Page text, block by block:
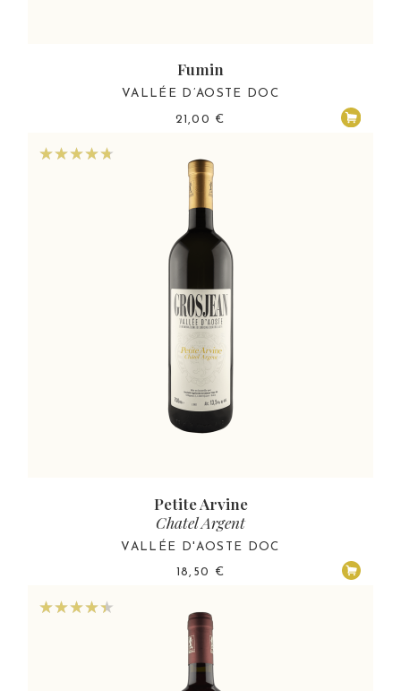
Fumin
VALLÉE D’AOSTE DOC
21,00 €
Petite Arvine
Chatel Argent
VALLÉE D'AOSTE DOC
18,50 €